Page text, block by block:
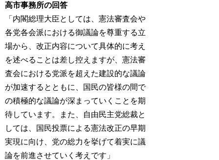
高市事務所の回答
「内閣総理大臣としては、憲法審査会や
各党各会派における御議論を尊重する立
場から、改正内容について具体的に考え
を述べることは差し控えますが、憲法審
査会における党派を超えた建設的な議論
が加速するとともに、国民の皆様の間で
の積極的な議論が深まっていくことを期
待しています。また、自由民主党総裁と
しては、国民投票による憲法改正の早期
実現に向け、党の総力を挙げて着実に議
論を前進させていく考えです」